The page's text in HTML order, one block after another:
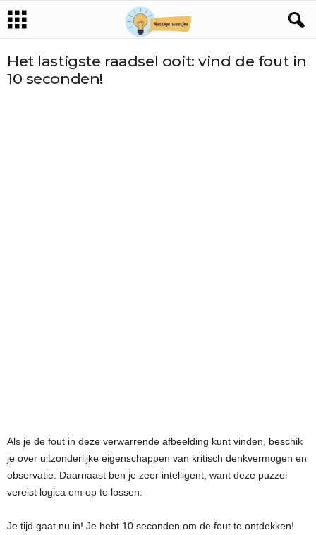
Het lastigste raadsel ooit: vind de fout in
10 seconden!
Als je de fout in deze verwarrende afbeelding kunt vinden, beschik
je over uitzonderlijke eigenschappen van kritisch denkvermogen en
observatie. Daarnaast ben je zeer intelligent, want deze puzzel
vereist logica om op te lossen.
Je tijd gaat nu in! Je hebt 10 seconden om de fout te ontdekken!